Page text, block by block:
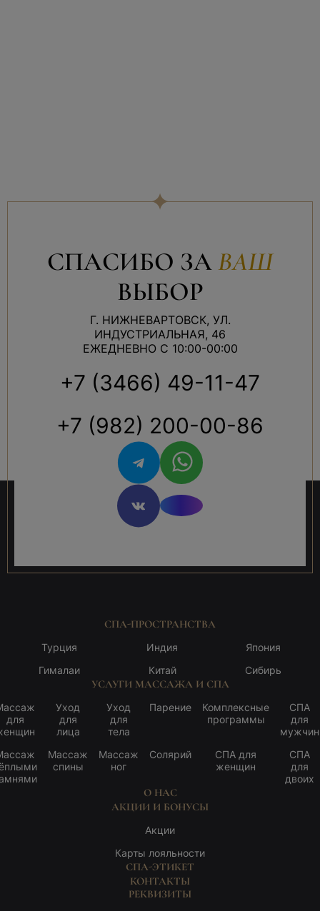
СПАСИБО ЗАВАШ
ВЫБОР
Г. НИЖНЕВАРТОВСК, УЛ.
ИНДУСТРИАЛЬНАЯ, 46
ЕЖЕДНЕВНО С 10:00-00:00
+7 (3466) 49-11-47
+7 (982) 200-00-86
СПА-ПРОСТРАНСТВА
Турция
Гималаи
Индия
Китай
Япония
Сибирь
УСЛУГИ МАССАЖА И СПА
для
Уход
для
лица
Массаж
спины
Уход
для
тела
Массаж
ног
Парение
Солярий
Комплексные
программы
СПА для
женщин
СПА
для
мужчин
СПА
для
двоих
О НАС
АКЦИИ И БОНУСЫ
Акции
Карты лояльности
СПА-ЭТИКЕТ
КОНТАКТЫ
РЕКВИЗИТЫ